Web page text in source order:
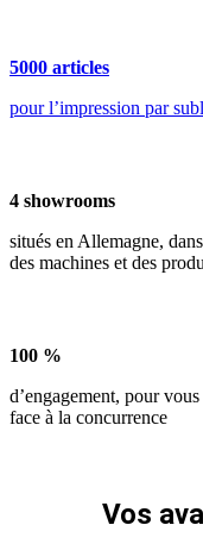
5000 articles
pour l’impression par
4 showrooms
situés en Allemagne,
des machines et des
100 %
d’engagement, pour
face à la concurrence
Vos